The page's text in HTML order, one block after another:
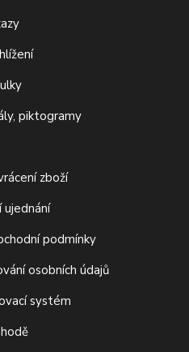
piktogramy
zboží
ujednání
podmínky
osobních údajů
systém